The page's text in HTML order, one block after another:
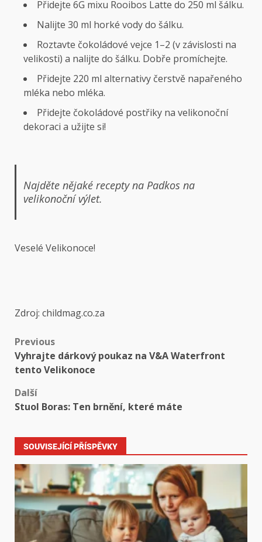
Přidejte 6G mixu Rooibos Latte do 250 ml šálku.
Nalijte 30 ml horké vody do šálku.
Roztavte čokoládové vejce 1–2 (v závislosti na
velikosti) a nalijte do šálku. Dobře promíchejte.
Přidejte 220 ml alternativy čerstvě napařeného
mléka nebo mléka.
Přidejte čokoládové postřiky na velikonoční
dekoraci a užijte si!
Najděte nějaké recepty na Padkos na
velikonoční výlet.
Veselé Velikonoce!
Zdroj: childmag.co.za
Previous
Vyhrajte dárkový poukaz na V&A Waterfront
tento Velikonoce
Další
Stuol Boras: Ten brnění, které máte
SOUVISEJÍCÍ PŘÍSPĚVKY